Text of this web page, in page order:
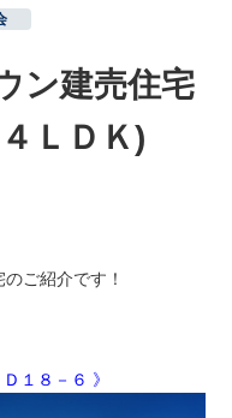
ン建売住宅
ＬＤＫ)
ご紹介です！
１８－６ 》